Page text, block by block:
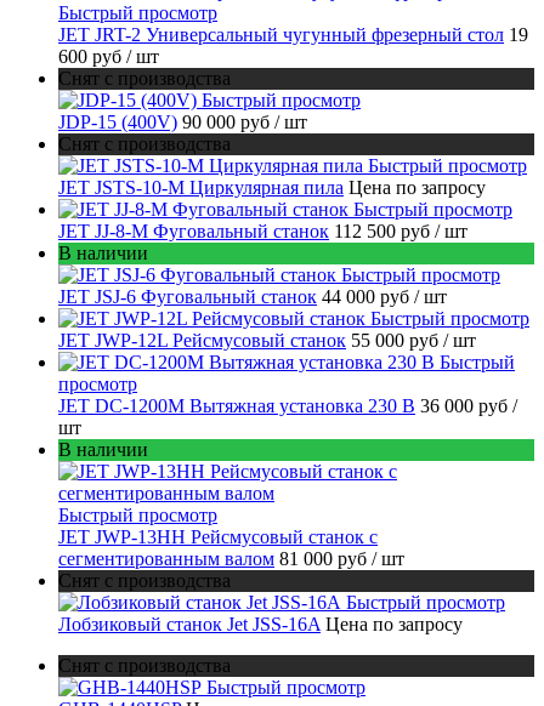
Быстрый просмотр
JET JRT-2 Универсальный чугунный фрезерный стол 19
600 руб / шт
Снят с производства
Быстрый просмотр
JDP-15 (400V) 90 000 руб / шт
Снят с производства
Быстрый просмотр
JET JSTS-10-M Циркулярная пила Цена по запросу
Быстрый просмотр
JET JJ-8-M Фуговальный станок 112 500 руб / шт
В наличии
Быстрый просмотр
JET JSJ-6 Фуговальный станок 44 000 руб / шт
Быстрый просмотр
JET JWP-12L Рейсмусовый станок 55 000 руб / шт
Быстрый
просмотр
JET DC-1200M Вытяжная установка 230 В 36 000 руб /
шт
В наличии
Быстрый просмотр
JET JWP-13HH Рейсмусовый станок с
сегментированным валом 81 000 руб / шт
Снят с производства
Быстрый просмотр
Лобзиковый станок Jet JSS-16A Цена по запросу
Снят с производства
Быстрый просмотр